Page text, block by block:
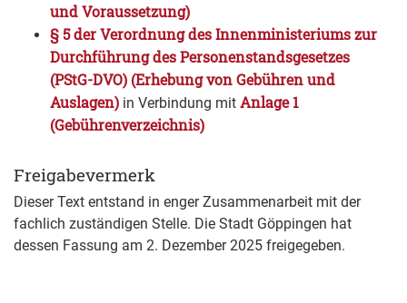
und Voraussetzung)
§ 5 der Verordnung des Innenministeriums zur
Durchführung des Personenstandsgesetzes
(PStG-DVO) (Erhebung von Gebühren und
Auslagen) in Verbindung mit Anlage 1
(Gebührenverzeichnis)
Freigabevermerk
Dieser Text entstand in enger Zusammenarbeit mit der
fachlich zuständigen Stelle. Die Stadt Göppingen hat
dessen Fassung am 2. Dezember 2025 freigegeben.